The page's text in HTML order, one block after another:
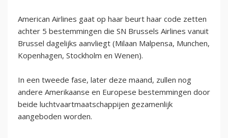
American Airlines gaat op haar beurt haar code zetten
achter 5 bestemmingen die SN Brussels Airlines vanuit
Brussel dagelijks aanvliegt (Milaan Malpensa, Munchen,
Kopenhagen, Stockholm en Wenen).
In een tweede fase, later deze maand, zullen nog
andere Amerikaanse en Europese bestemmingen door
beide luchtvaartmaatschappijen gezamenlijk
aangeboden worden.